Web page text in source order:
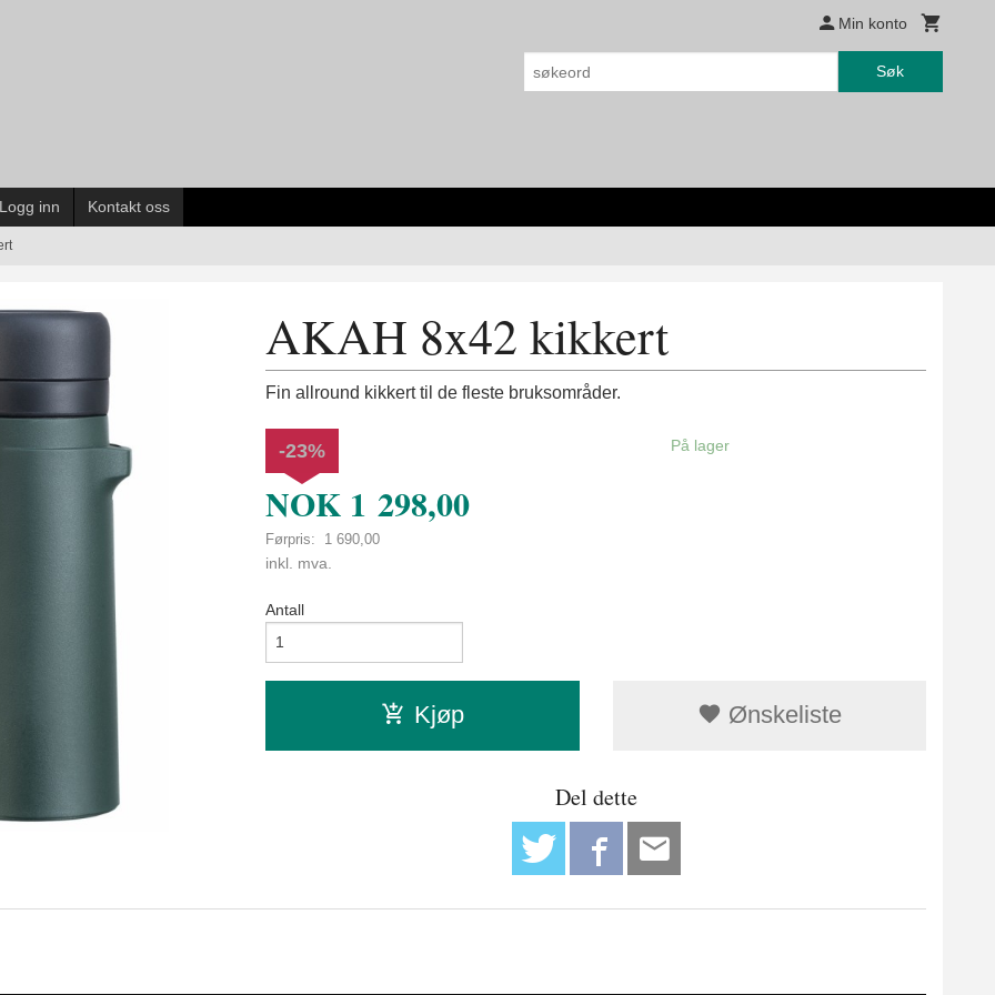
Min konto
Søk
Logg inn Kontakt oss
AKAH 8x42 kikkert
Fin allround kikkert til de fleste bruksområder.
NOK 1 298,00
Førpris: 1 690,00
Rabatt
-23%
inkl. mva.
På lager
Antall
Kjøp Ønskeliste
Del dette